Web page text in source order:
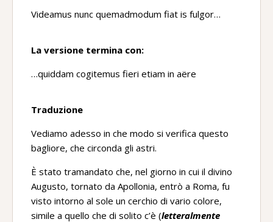
Videamus nunc quemadmodum fiat is fulgor…
La versione termina con:
…quiddam cogitemus fieri etiam in aëre
Traduzione
Vediamo adesso in che modo si verifica questo
bagliore, che circonda gli astri.
È stato tramandato che, nel giorno in cui il divino
Augusto, tornato da Apollonia, entrò a Roma, fu
visto intorno al sole un cerchio di vario colore,
simile a quello che di solito c’è (letteralmente